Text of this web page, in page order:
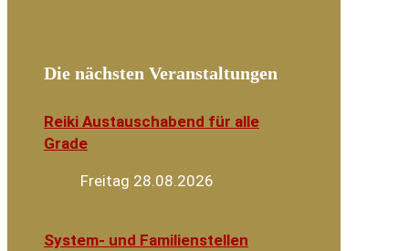
Die nächsten Veranstaltungen
Reiki Austauschabend für alle
Grade
Freitag 28.08.2026
System- und Familienstellen